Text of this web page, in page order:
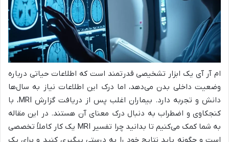
ام آر آی یک ابزار تشخیصی قدرتمند است که اطلاعات حیاتی درباره
وضعیت داخلی بدن می‌دهد، اما درک این اطلاعات نیاز به سال‌ها
دانش و تجربه دارد. بیماران اغلب پس از دریافت گزارش MRI، با
کنجکاوی و اضطراب به دنبال درک معنای آن هستند. در این مقاله
به شما کمک می‌کنیم تا بدانید چرا تفسیر MRI یک کار کاملاً تخصصی
است و چگونه باید نتایج خود را به درستی پیگیری کنید و برای یک